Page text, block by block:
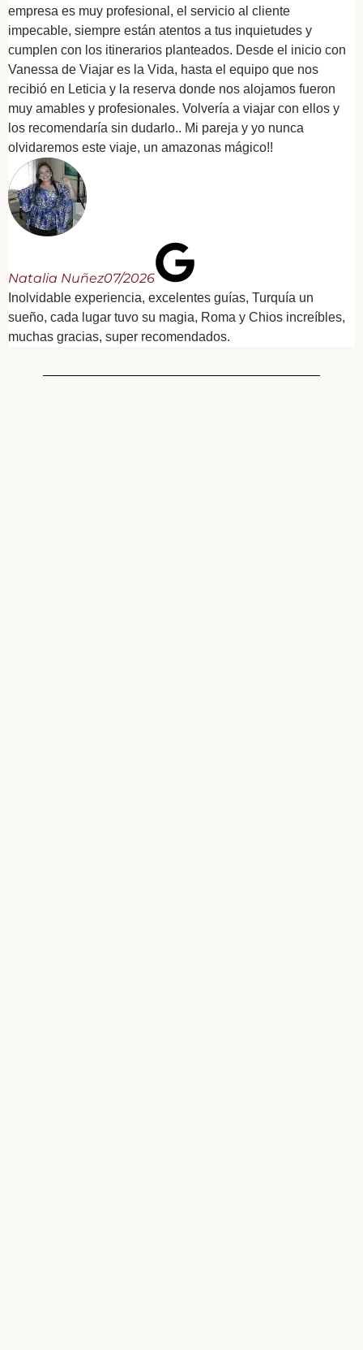
empresa es muy profesional, el servicio al cliente
impecable, siempre están atentos a tus inquietudes y
cumplen con los itinerarios planteados. Desde el inicio con
Vanessa de Viajar es la Vida, hasta el equipo que nos
recibió en Leticia y la reserva donde nos alojamos fueron
muy amables y profesionales. Volvería a viajar con ellos y
los recomendaría sin dudarlo.. Mi pareja y yo nunca
olvidaremos este viaje, un amazonas mágico!!
Natalia Nuñez07/2026
Inolvidable experiencia, excelentes guías, Turquía un
sueño, cada lugar tuvo su magia, Roma y Chios increíbles,
muchas gracias, super recomendados.